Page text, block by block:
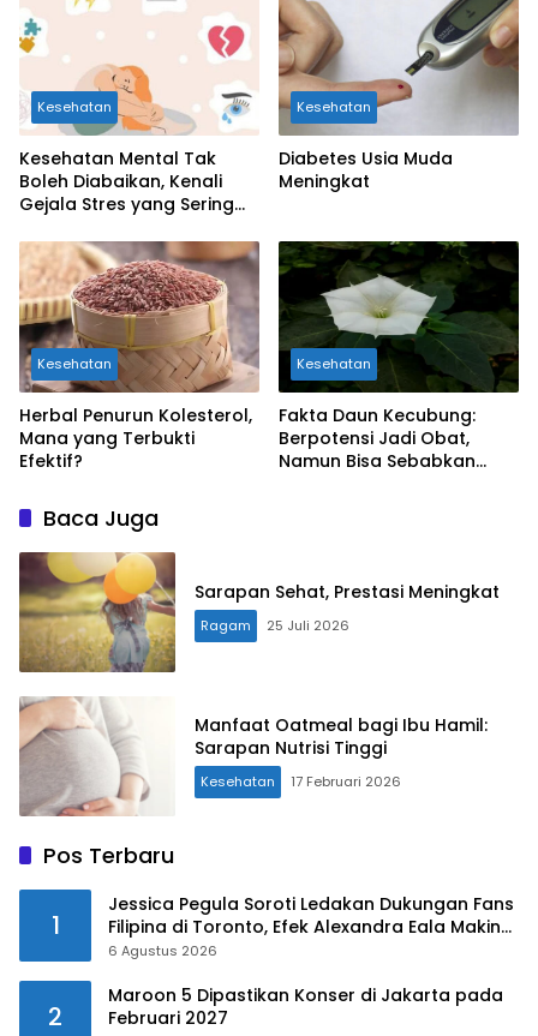
Kesehatan
Kesehatan Mental Tak
Boleh Diabaikan, Kenali
Gejala Stres yang Sering
Kesehatan
Diabetes Usia Muda
Meningkat
Kesehatan
Herbal Penurun Kolesterol,
Mana yang Terbukti
Efektif?
Kesehatan
Fakta Daun Kecubung:
Berpotensi Jadi Obat,
Namun Bisa Sebabkan
Baca Juga
Sarapan Sehat, Prestasi Meningkat
Ragam 25 Juli 2026
Manfaat Oatmeal bagi Ibu Hamil:
Sarapan Nutrisi Tinggi
Kesehatan 17 Februari 2026
Pos Terbaru
1
Jessica Pegula Soroti Ledakan Dukungan Fans
Filipina di Toronto, Efek Alexandra Eala Makin
Terasa
6 Agustus 2026
2
Maroon 5 Dipastikan Konser di Jakarta pada
Februari 2027